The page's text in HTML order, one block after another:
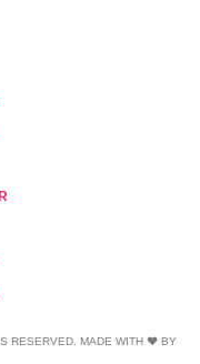
RESERVED. MADE WITH ❤ BY